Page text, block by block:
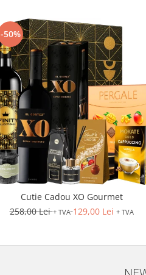
-50%
Cutie Cadou XO Gourmet
258,00 Lei+ TVA 129,00 Lei + TVA